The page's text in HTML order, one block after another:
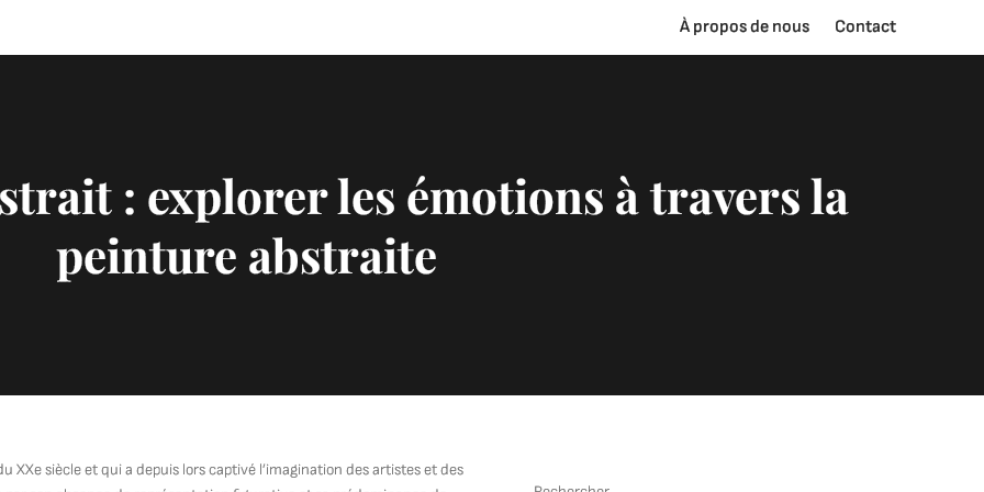
À propos de nous Contact
: explorer les émotions à travers la
peinture abstraite
XXe siècle et qui a depuis lors captivé l’imagination des artistes et des